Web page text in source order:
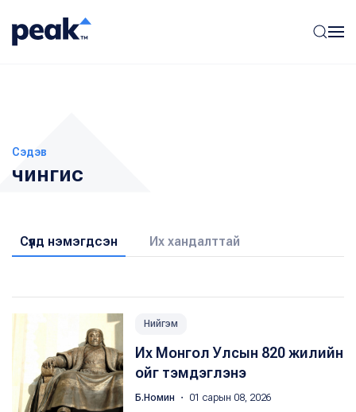
Сэдэв
чингис
Сүүлд нэмэгдсэн Их хандалттай
Нийгэм
Их Монгол Улсын 820 жилийн
ойг тэмдэглэнэ
Б.Номин ・ 01 сарын 08, 2026